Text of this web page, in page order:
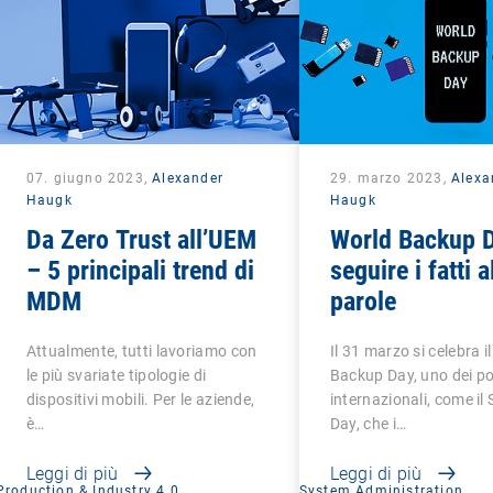
07. giugno 2023,Alexander
Haugk
Da Zero Trust all’UEM
– 5 principali trend di
MDM
Attualmente, tutti lavoriamo con
le più svariate tipologie di
dispositivi mobili. Per le aziende,
è…
Leggi di più
29. marzo 2023,
Haugk
World Backup
seguire i fatti
parole
Il 31 marzo si celebra
Backup Day, uno dei
internazionali, come il
Day, che i…
Leggi di più